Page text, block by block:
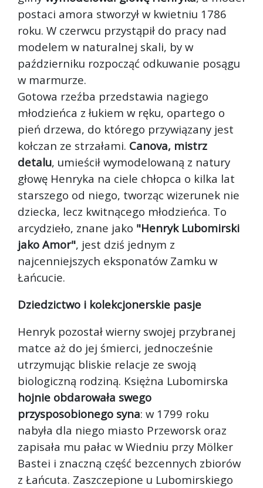
postaci amora stworzył w kwietniu 1786
roku. W czerwcu przystąpił do pracy nad
modelem w naturalnej skali, by w
październiku rozpocząć odkuwanie posągu
w marmurze.
Gotowa rzeźba przedstawia nagiego
młodzieńca z łukiem w ręku, opartego o
pień drzewa, do którego przywiązany jest
kołczan ze strzałami. Canova, mistrz
detalu, umieścił wymodelowaną z natury
głowę Henryka na ciele chłopca o kilka lat
starszego od niego, tworząc wizerunek nie
dziecka, lecz kwitnącego młodzieńca. To
arcydzieło, znane jako "Henryk Lubomirski
jako Amor", jest dziś jednym z
najcenniejszych eksponatów Zamku w
Łańcucie.
Dziedzictwo i kolekcjonerskie pasje
Henryk pozostał wierny swojej przybranej
matce aż do jej śmierci, jednocześnie
utrzymując bliskie relacje ze swoją
biologiczną rodziną. Księżna Lubomirska
hojnie obdarowała swego
przysposobionego syna: w 1799 roku
nabyła dla niego miasto Przeworsk oraz
zapisała mu pałac w Wiedniu przy Mölker
Bastei i znaczną część bezcennych zbiorów
z Łańcuta. Zaszczepione u Lubomirskiego